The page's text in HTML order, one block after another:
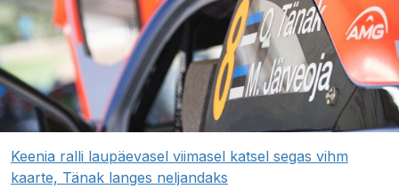
Keenia ralli laupäevasel viimasel katsel segas vihm
kaarte, Tänak langes neljandaks